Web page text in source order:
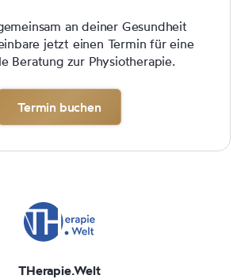
an deiner Gesundheit
jetzt einen Termin für eine
Beratung zur Physiotherapie.
Termin buchen
THerapie.Welt